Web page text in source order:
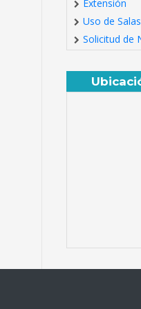
Extensión
Uso de Salas
Solicitud de